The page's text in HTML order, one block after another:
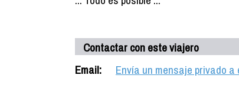
Contactar con este viajero
Email:
Envía un mensaje privado